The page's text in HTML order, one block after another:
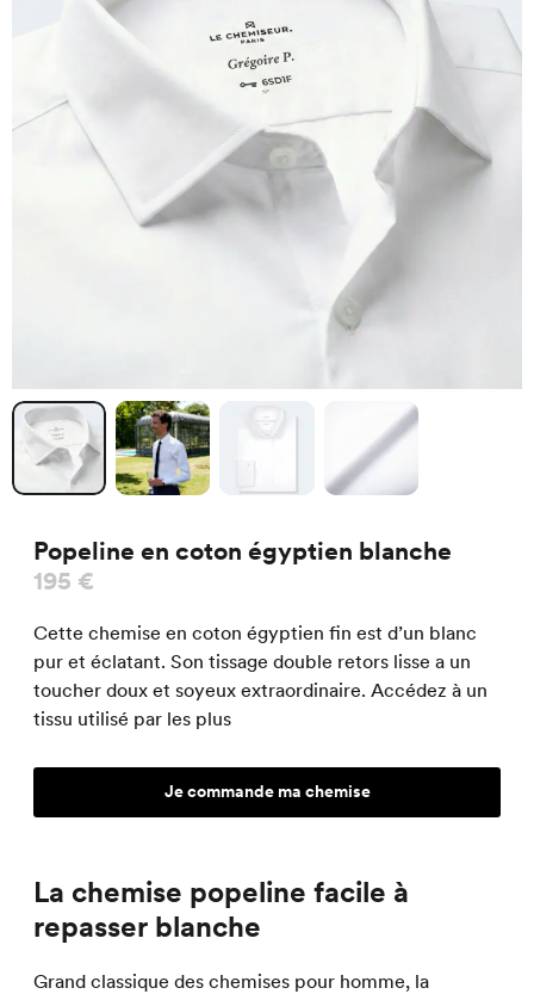
Popeline en coton égyptien blanche
195 €
Cette chemise en coton égyptien fin est d’un blanc
pur et éclatant. Son tissage double retors lisse a un
toucher doux et soyeux extraordinaire. Accédez à un
tissu utilisé par les plus
Je commande ma chemise
La chemise popeline facile à
repasser blanche
Grand classique des chemises pour homme, la